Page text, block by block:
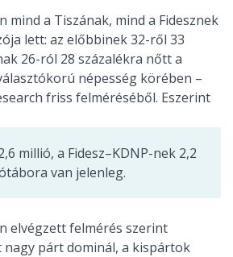
mind a Tiszának, mind a Fidesznek
lett: az előbbinek 32-ről 33
26-ról 28 százalékra nőtt a
népesség körében –
friss felméréséből. Eszerint
millió, a Fidesz–KDNP-nek 2,2
van jelenleg.
elvégzett felmérés szerint
párt dominál, a kispártok